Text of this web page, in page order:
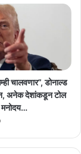
चालवणार”, डोनाल्ड
अनेक देशांकडून टोल
मनोदय…